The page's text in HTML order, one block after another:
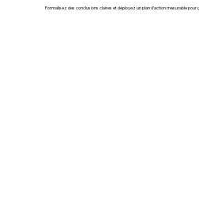
Formalisez des conclusions claires et déployez un plan d’action mesurable pour